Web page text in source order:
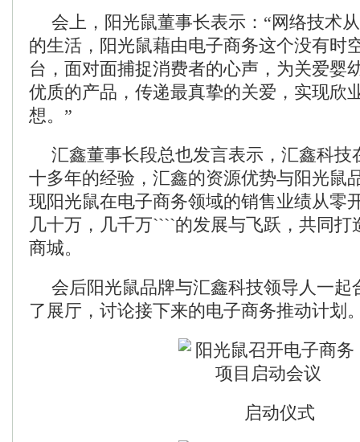
会上，阳光鼠董事长表示：“网络技术
的生活，阳光鼠藉由电子商务这个没有时
台，面对面捕捉消费者的心声，为关爱婴
优质的产品，传递最真挚的关爱，实现欣
想。”
汇鑫董事长段总也发言表示，汇鑫科技
十多年的经验，汇鑫的资源优势与阳光鼠
现阳光鼠在电子商务领域的销售业绩从零
几十万，几千万````的发展与飞跃，共同打
商城。
会后阳光鼠品牌与汇鑫科技领导人一起
了展厅，讨论接下来的电子商务推动计划
启动仪式